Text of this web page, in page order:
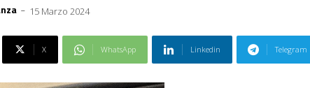
- 15 Marzo 2024
X WhatsApp Linkedin Telegram